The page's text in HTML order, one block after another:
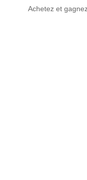
Achetez et